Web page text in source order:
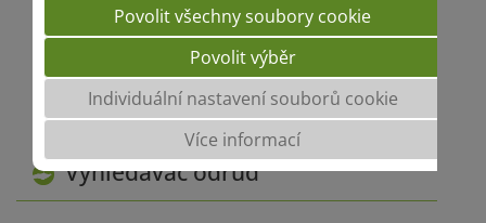
Vyhledávač odrůd
Povolit všechny soubory cookie
Povolit výběr
Individuální nastavení souborů cookie
Více informací